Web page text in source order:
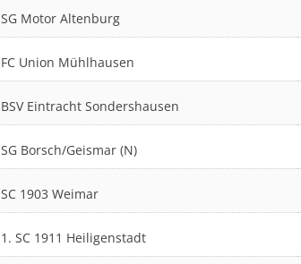
SG Motor Altenburg
FC Union Mühlhausen
BSV Eintracht Sondershausen
SG Borsch/Geismar (N)
SC 1903 Weimar
1. SC 1911 Heiligenstadt